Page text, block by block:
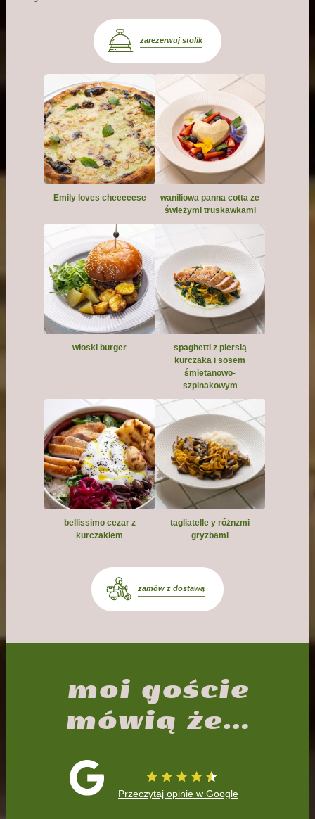
zarezerwuj stolik
Emily loves cheeeeese
waniliowa panna cotta ze
świeżymi truskawkami
włoski burger
spaghetti z piersią
kurczaka i sosem
śmietanowo-
szpinakowym
bellissimo cezar z
kurczakiem
tagliatelle y różnzmi
gryzbami
zamów z dostawą
moi goście
mówią że…
Przeczytaj opinie w Google